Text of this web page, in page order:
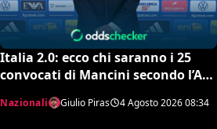
Italia 2.0: ecco chi saranno i 25
convocati di Mancini secondo l’AI
tra conferme e sorprese
Nazionali Giulio Piras 4 Agosto 2026 08:34